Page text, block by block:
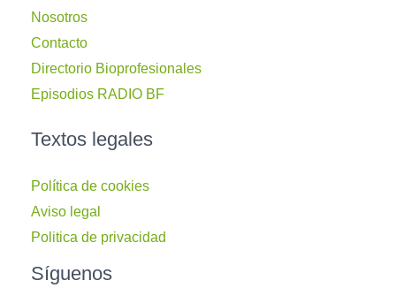
Nosotros
Contacto
Directorio Bioprofesionales
Episodios RADIO BF
Textos legales
Política de cookies
Aviso legal
Politica de privacidad
Síguenos